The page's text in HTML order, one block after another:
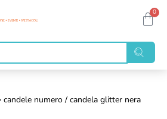
0
candele numero / candela glitter nera